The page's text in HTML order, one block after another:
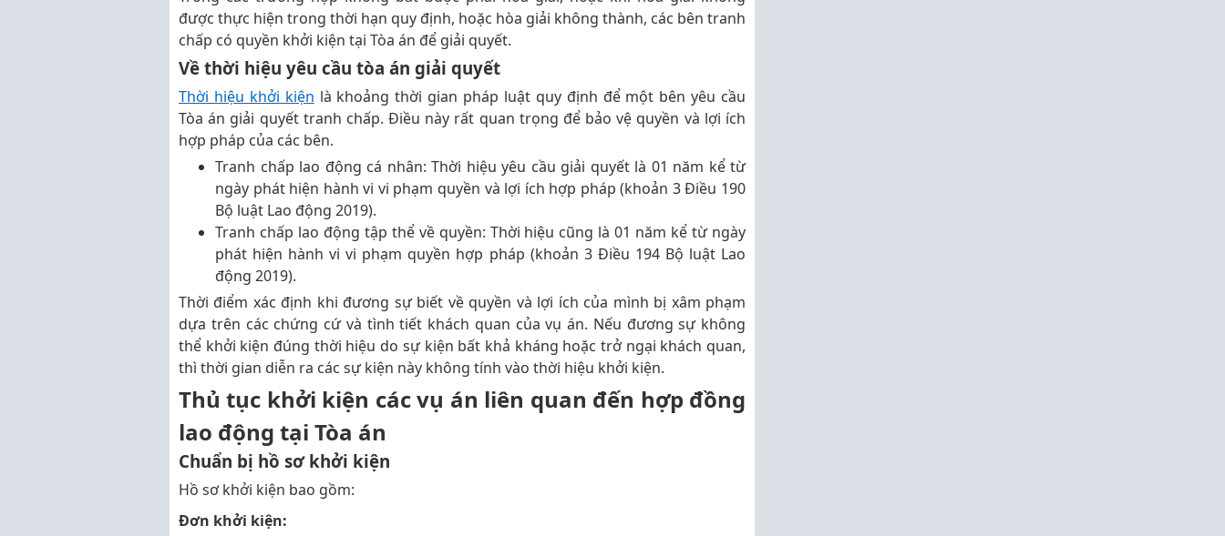
được thực hiện trong thời hạn quy định, hoặc hòa giải không thành, các bên tranh
chấp có quyền khởi kiện tại Tòa án để giải quyết.
Về thời hiệu yêu cầu tòa án giải quyết
Thời hiệu khởi kiện là khoảng thời gian pháp luật quy định để một bên yêu cầu
Tòa án giải quyết tranh chấp. Điều này rất quan trọng để bảo vệ quyền và lợi ích
hợp pháp của các bên.
Tranh chấp lao động cá nhân: Thời hiệu yêu cầu giải quyết là 01 năm kể từ
ngày phát hiện hành vi vi phạm quyền và lợi ích hợp pháp (khoản 3 Điều 190
Bộ luật Lao động 2019).
Tranh chấp lao động tập thể về quyền: Thời hiệu cũng là 01 năm kể từ ngày
phát hiện hành vi vi phạm quyền hợp pháp (khoản 3 Điều 194 Bộ luật Lao
động 2019).
Thời điểm xác định khi đương sự biết về quyền và lợi ích của mình bị xâm phạm
dựa trên các chứng cứ và tình tiết khách quan của vụ án. Nếu đương sự không
thể khởi kiện đúng thời hiệu do sự kiện bất khả kháng hoặc trở ngại khách quan,
thì thời gian diễn ra các sự kiện này không tính vào thời hiệu khởi kiện.
Thủ tục khởi kiện các vụ án liên quan đến hợp đồng
lao động tại Tòa án
Chuẩn bị hồ sơ khởi kiện
Hồ sơ khởi kiện bao gồm:
Đơn khởi kiện: